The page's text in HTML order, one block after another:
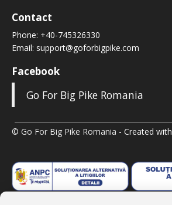
Contact
Phone: +40-745326330
Email: support@goforbigpike.com
Facebook
Go For Big Pike Romania
© Go For Big Pike Romania - Created with